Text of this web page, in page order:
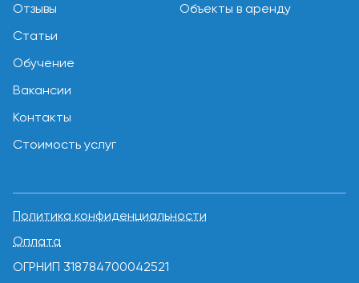
Отзывы
Статьи
Обучение
Вакансии
Контакты
Стоимость услуг
Объекты в аренду
Политика конфиденциальности
Оплата
ОГРНИП 318784700042521